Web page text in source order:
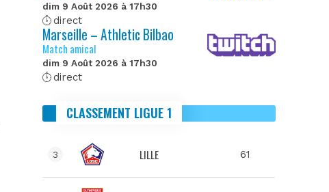
dim 9 Août 2026 à 17h30
direct
Marseille – Athletic Bilbao
Match amical
dim 9 Août 2026 à 17h30
direct
CLASSEMENT LIGUE 1
3 LILLE 61